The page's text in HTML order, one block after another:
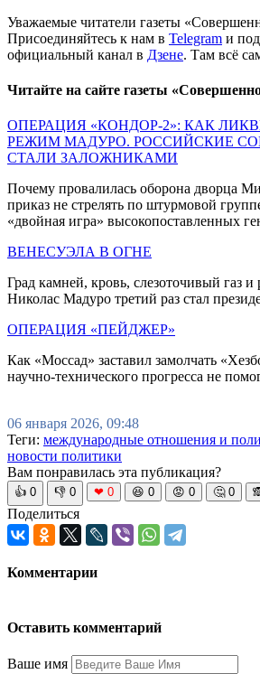
Уважаемые читатели газеты
Присоединяйтесь к нам в Telegram и
официальный канал в Дзене. Там всё
Читайте на сайте газеты
ОПЕРАЦИЯ «КОНДОР-2»: КАК
РЕЖИМ МАДУРО. РОССИЙСКИЕ
СТАЛИ ЗАЛОЖНИКАМИ
Почему провалилась оборона дворца
приказ не стрелять по штурмовой
«двойная игра» высокопоставленных
ВЕНЕСУЭЛА В ОГНЕ
Град камней, кровь, слезоточивый газ
Николас Мадуро третий раз стал
ОПЕРАЦИЯ «ПЕЙДЖЕР»
Как «Моссад» заставил замолчать
научно-технического прогресса не
06 января 2026, 09:48
Теги: международные отношения и
новости политики
Вам понравилась эта публикация?
👍 0 👎 0 ❤ 0 😆 0 😡 0 🤔 0
Поделиться
Комментарии
Оставить комментарий
Ваше имя